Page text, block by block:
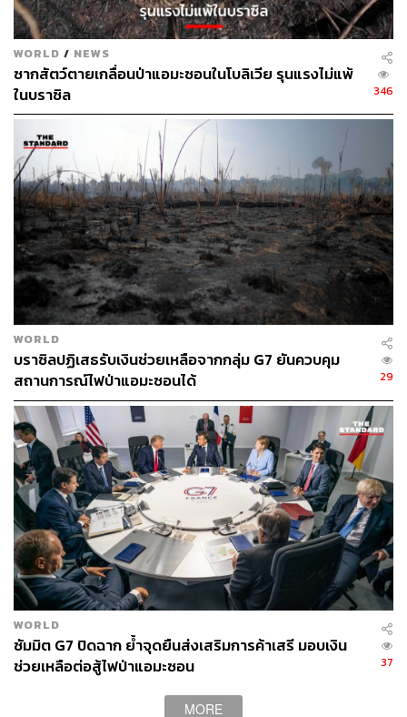
WORLD / NEWS
ซากสัตว์ตายเกลื่อนป่าแอมะซอนในโบลิเวีย รุนแรงไม่แพ้
ในบราซิล
346
WORLD
บราซิลปฏิเสธรับเงินช่วยเหลือจากกลุ่ม G7 ยันควบคุม
สถานการณ์ไฟป่าแอมะซอนได้
29
WORLD
ซัมมิต G7 ปิดฉาก ย้ำจุดยืนส่งเสริมการค้าเสรี มอบเงิน
ช่วยเหลือต่อสู้ไฟป่าแอมะซอน
37
MORE